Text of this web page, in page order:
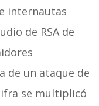
internautas
de RSA de
de un ataque de
se multiplicó